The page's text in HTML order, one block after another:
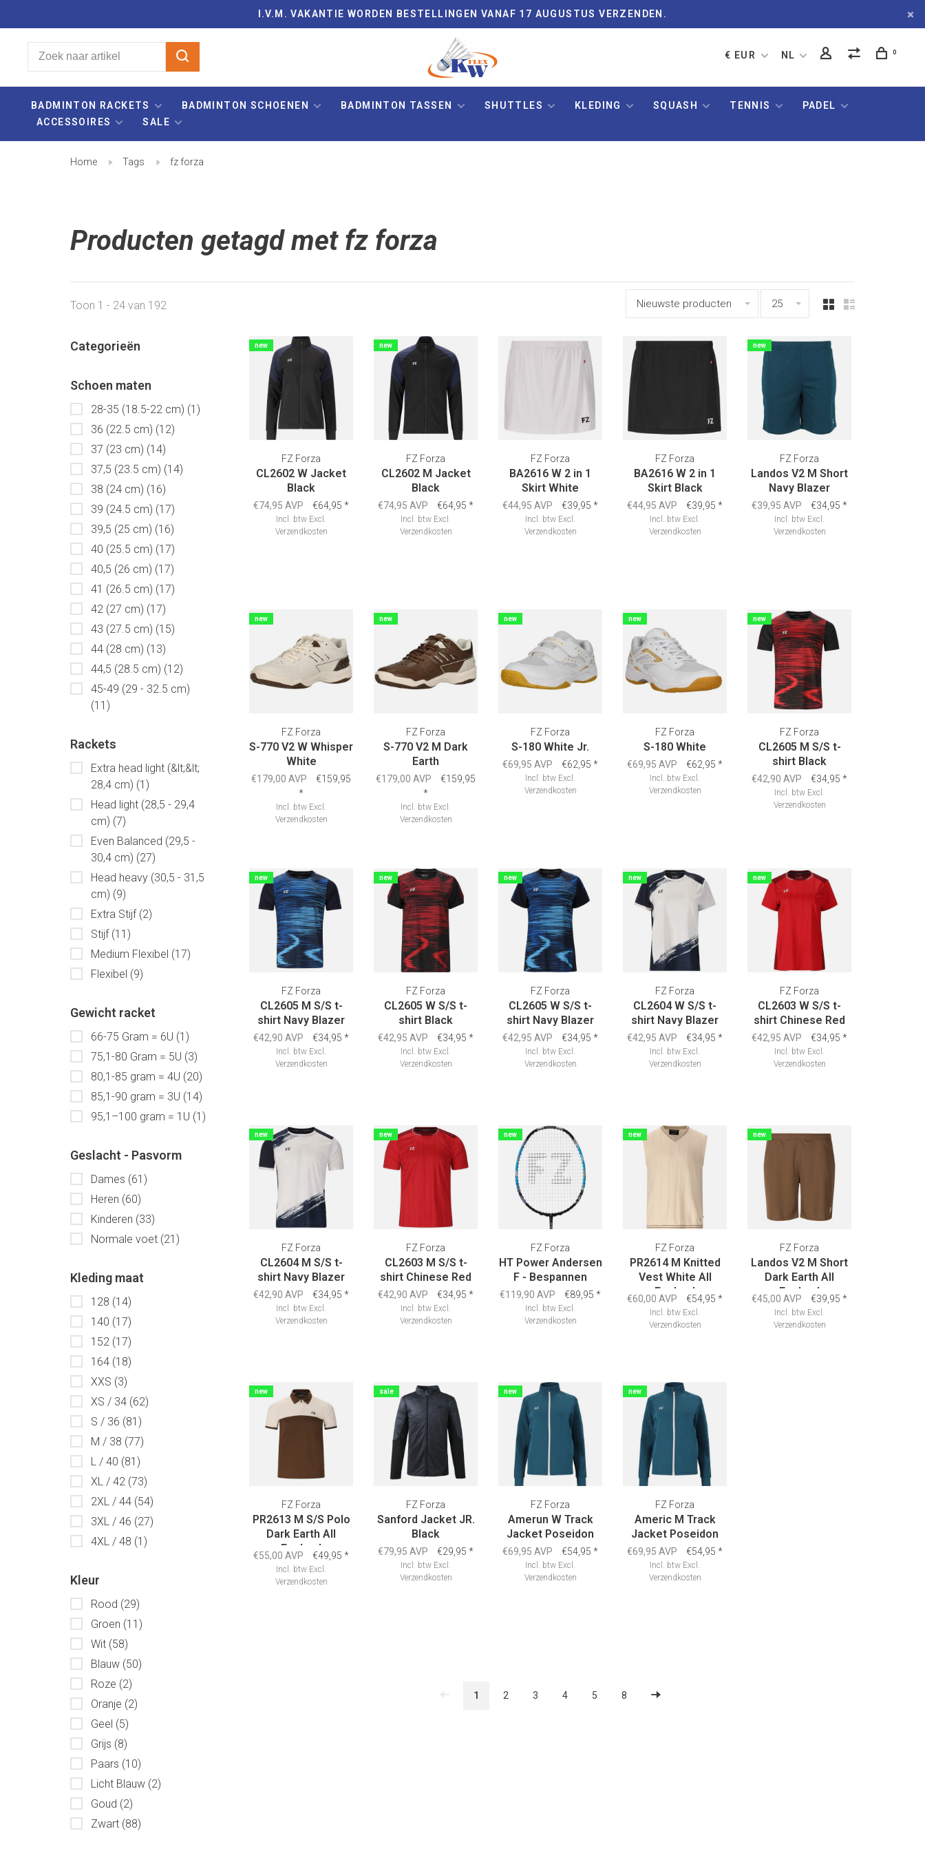
I.V.M. VAKANTIE WORDEN BESTELLINGEN VANAF 17 AUGUSTUS VERZENDEN.
€ EUR NL 0
BADMINTON RACKETS BADMINTON SCHOENEN BADMINTON TASSEN SHUTTLES KLEDING SQUASH TENNIS
PADEL
ACCESSOIRES
SALE
Home Tags fz forza
Producten getagd met fz forza
Toon 1 - 24 van 192 Nieuwste producten 25
Categorieën
Schoen maten
28-35 (18.5-22 cm) (1)
36 (22.5 cm) (12)
37 (23 cm) (14)
37,5 (23.5 cm) (14)
38 (24 cm) (16)
39 (24.5 cm) (17)
39,5 (25 cm) (16)
40 (25.5 cm) (17)
40,5 (26 cm) (17)
41 (26.5 cm) (17)
42 (27 cm) (17)
43 (27.5 cm) (15)
44 (28 cm) (13)
44,5 (28.5 cm) (12)
45-49 (29 - 32.5 cm)
(11)
Rackets
Extra head light (&lt;&lt;
28,4 cm) (1)
Head light (28,5 - 29,4
cm) (7)
Even Balanced (29,5 -
30,4 cm) (27)
Head heavy (30,5 - 31,5
cm) (9)
Extra Stijf (2)
Stijf (11)
Medium Flexibel (17)
Flexibel (9)
Gewicht racket
66-75 Gram = 6U (1)
75,1-80 Gram = 5U (3)
80,1-85 gram = 4U (20)
85,1-90 gram = 3U (14)
95,1–100 gram = 1U (1)
Geslacht - Pasvorm
Dames (61)
Heren (60)
Kinderen (33)
Normale voet (21)
Kleding maat
128 (14)
140 (17)
152 (17)
164 (18)
XXS (3)
XS / 34 (62)
S / 36 (81)
M / 38 (77)
L / 40 (81)
XL / 42 (73)
2XL / 44 (54)
3XL / 46 (27)
4XL / 48 (1)
Kleur
Rood (29)
Groen (11)
Wit (58)
Blauw (50)
Roze (2)
Oranje (2)
Geel (5)
Grijs (8)
Paars (10)
Licht Blauw (2)
Goud (2)
Zwart (88)
new
FZ Forza
CL2602 W Jacket
Black
€74,95 AVP €64,95 *
Incl. btw Excl.
Verzendkosten
new
FZ Forza
CL2602 M Jacket
Black
€74,95 AVP €64,95 *
Incl. btw Excl.
Verzendkosten
FZ Forza
BA2616 W 2 in 1
Skirt White
€44,95 AVP €39,95 *
Incl. btw Excl.
Verzendkosten
FZ Forza
BA2616 W 2 in 1
Skirt Black
€44,95 AVP €39,95 *
Incl. btw Excl.
Verzendkosten
new
FZ Forza
Landos V2 M Short
Navy Blazer
€39,95 AVP €34,95 *
Incl. btw Excl.
Verzendkosten
new
FZ Forza
S-770 V2 W Whisper
White
€179,00 AVP
€159,95
*
Incl. btw Excl.
Verzendkosten
new
FZ Forza
S-770 V2 M Dark
Earth
€179,00 AVP
€159,95
*
Incl. btw Excl.
Verzendkosten
new
FZ Forza
S-180 White Jr.
€69,95 AVP €62,95 *
Incl. btw Excl.
Verzendkosten
new
FZ Forza
S-180 White
€69,95 AVP €62,95 *
Incl. btw Excl.
Verzendkosten
new
FZ Forza
CL2605 M S/S t-
shirt Black
€42,90 AVP €34,95 *
Incl. btw Excl.
Verzendkosten
new
FZ Forza
CL2605 M S/S t-
shirt Navy Blazer
€42,90 AVP €34,95 *
Incl. btw Excl.
Verzendkosten
new
FZ Forza
CL2605 W S/S t-
shirt Black
€42,95 AVP €34,95 *
Incl. btw Excl.
Verzendkosten
new
FZ Forza
CL2605 W S/S t-
shirt Navy Blazer
€42,95 AVP €34,95 *
Incl. btw Excl.
Verzendkosten
new
FZ Forza
CL2604 W S/S t-
shirt Navy Blazer
€42,95 AVP €34,95 *
Incl. btw Excl.
Verzendkosten
new
FZ Forza
CL2603 W S/S t-
shirt Chinese Red
€42,95 AVP €34,95 *
Incl. btw Excl.
Verzendkosten
new
FZ Forza
CL2604 M S/S t-
shirt Navy Blazer
€42,90 AVP €34,95 *
Incl. btw Excl.
Verzendkosten
new
FZ Forza
CL2603 M S/S t-
shirt Chinese Red
€42,90 AVP €34,95 *
Incl. btw Excl.
Verzendkosten
new
FZ Forza
HT Power Andersen
F - Bespannen
€119,90 AVP €89,95 *
Incl. btw Excl.
Verzendkosten
new
FZ Forza
PR2614 M Knitted
Vest White All
England
€60,00 AVP €54,95 *
Incl. btw Excl.
Verzendkosten
new
FZ Forza
Landos V2 M Short
Dark Earth All
England
€45,00 AVP €39,95 *
Incl. btw Excl.
Verzendkosten
new
FZ Forza
PR2613 M S/S Polo
Dark Earth All
England
€55,00 AVP €49,95 *
Incl. btw Excl.
Verzendkosten
sale
FZ Forza
Sanford Jacket JR.
Black
€79,95 AVP €29,95 *
Incl. btw Excl.
Verzendkosten
new
FZ Forza
Amerun W Track
Jacket Poseidon
€69,95 AVP €54,95 *
Incl. btw Excl.
Verzendkosten
new
FZ Forza
Americ M Track
Jacket Poseidon
€69,95 AVP €54,95 *
Incl. btw Excl.
Verzendkosten
1 2 3 4 5 8